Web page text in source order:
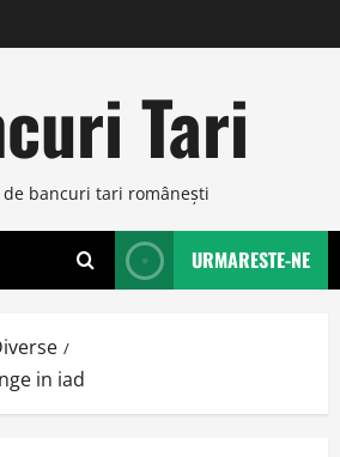
Tari
de bancuri tari româneşti
URMARESTE-NE
in iad